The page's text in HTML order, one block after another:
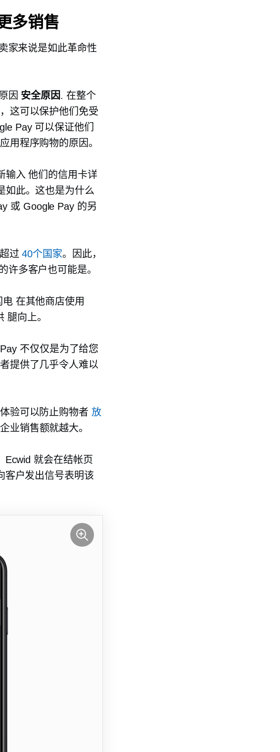
多销售
家来说是如此革命性
因 安全原因. 在整个
这可以保护他们免受
Pay 可以保证他们
用程序购物的原因。
输入 他们的信用卡详
如此。这也是为什么
或 Google Pay 的另
过40个国家。因此，
许多客户也可能是。
电在其他商店使用
腿向上。
不仅仅是为了给您
提供了几乎令人难以
验可以防止购物者 放
业销售额就越大。
Ecwid 就会在结帐页
客户发出信号表明该